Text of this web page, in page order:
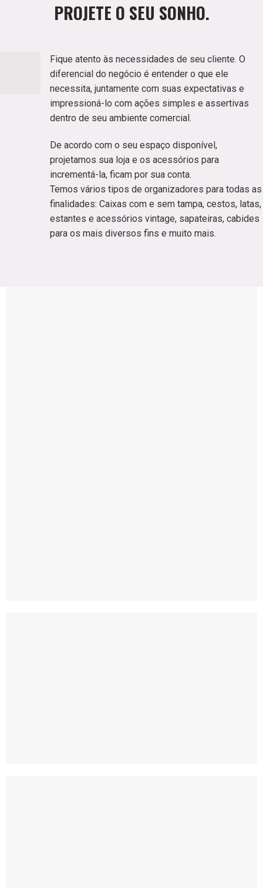
PROJETE O SEU SONHO.
Fique atento às necessidades de seu cliente. O
diferencial do negócio é entender o que ele
necessita, juntamente com suas expectativas e
impressioná-lo com ações simples e assertivas
dentro de seu ambiente comercial.
De acordo com o seu espaço disponível,
projetamos sua loja e os acessórios para
incrementá-la, ficam por sua conta.
Temos vários tipos de organizadores para todas as
finalidades: Caixas com e sem tampa, cestos, latas,
estantes e acessórios vintage, sapateiras, cabides
para os mais diversos fins e muito mais.